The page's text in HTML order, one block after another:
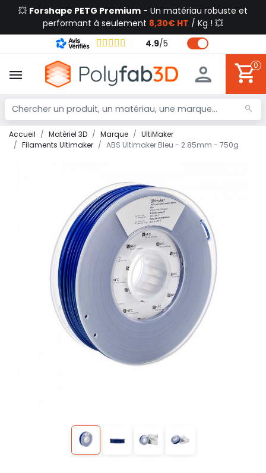
💥 Forshape PETG Premium - Un matériau robuste et
performant à seulement 8,30€ HT / Kg ! 💥
4.9/5
0
Accueil Matériel 3D Marque
UltiMaker
Filaments Ultimaker
ABS Ultimaker Bleu - 2.85mm - 750g